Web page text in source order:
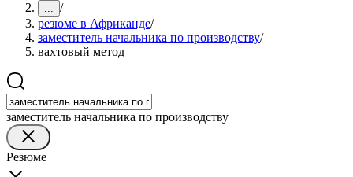
... /
резюме в Африканде/
заместитель начальника по производству/
вахтовый метод
заместитель начальника по производству
Резюме